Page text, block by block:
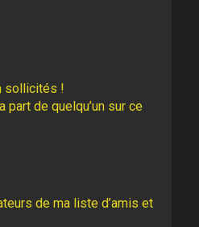
sollicités !
part de quelqu’un sur ce
de ma liste d’amis et